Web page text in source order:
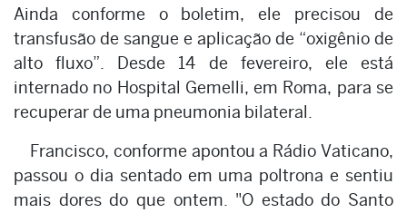
Ainda conforme o boletim, ele precisou de
transfusão de sangue e aplicação de “oxigênio de
alto fluxo”. Desde 14 de fevereiro, ele está
internado no Hospital Gemelli, em Roma, para se
recuperar de uma pneumonia bilateral.
Francisco, conforme apontou a Rádio Vaticano,
passou o dia sentado em uma poltrona e sentiu
mais dores do que ontem. "O estado do Santo